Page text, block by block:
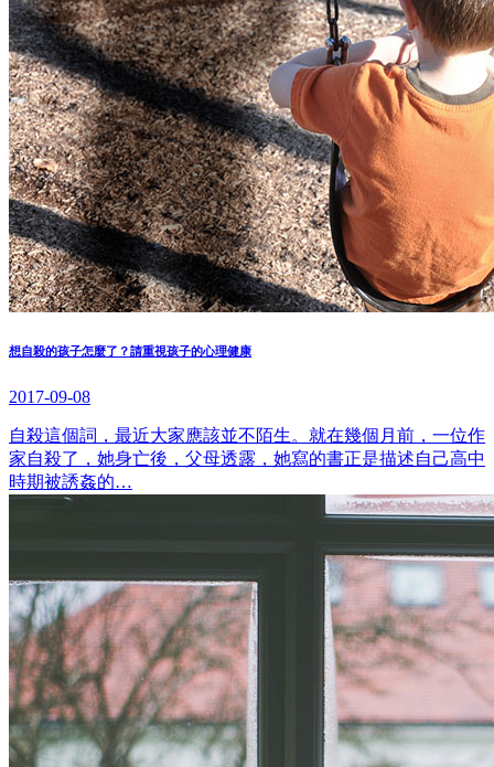
想自殺的孩子怎麼了？請重視孩子的心理健康
2017-09-08
自殺這個詞，最近大家應該並不陌生。就在幾個月前，一位作
家自殺了，她身亡後，父母透露，她寫的書正是描述自己高中
時期被誘姦的…